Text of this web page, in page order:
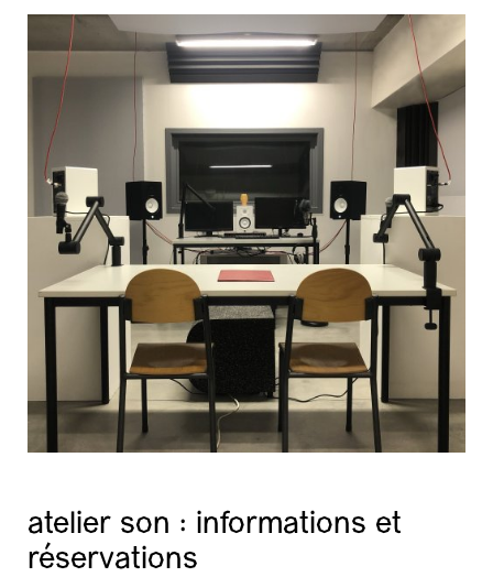
atelier son : informations et
réservations